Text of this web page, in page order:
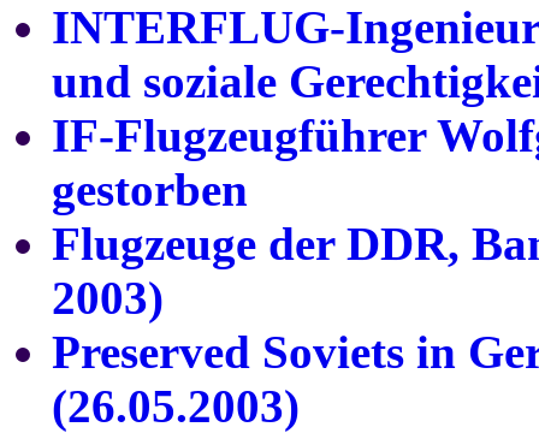
INTERFLUG-
und soziale
IF-Flugzeugführer
gestorben
Flugzeuge der DDR,
2003)
Preserved Soviets in
(26.05.2003)